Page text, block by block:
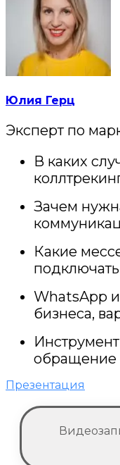
Юлия Герц
Эксперт по
В каких
Зачем
Какие
подключать
WhatsApp
бизнеса,
обращение
Презентация